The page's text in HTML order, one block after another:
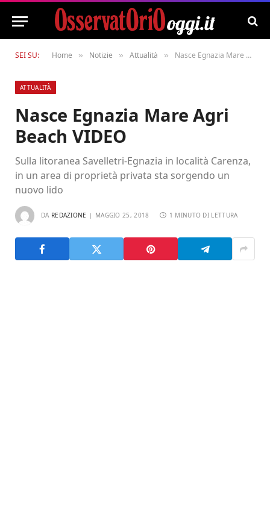
SEI SU: Home » Notizie » Attualità » Nasce Egnazia Mare Agri Beach VIDEO
ATTUALITÀ
Nasce Egnazia Mare Agri
Beach VIDEO
Sulla litoranea Savelletri-Egnazia in località Carenza,
in un area di proprietà privata sta sorgendo un
nuovo lido
DA REDAZIONE MAGGIO 25, 2018 1 MINUTO DI LETTURA